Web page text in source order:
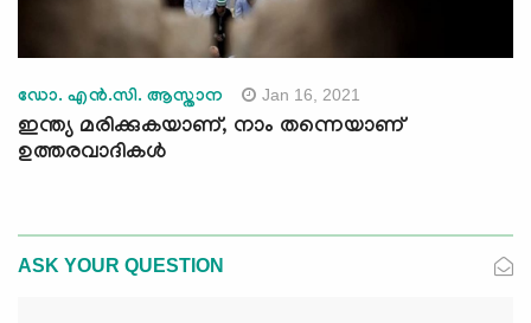
ഡോ. എന്‍.സി. ആസ്താന Jan 16, 2021
ഇന്ത്യ മരിക്കുകയാണ്, നാം തന്നെയാണ്
ഉത്തരവാദികള്‍
ASK YOUR QUESTION